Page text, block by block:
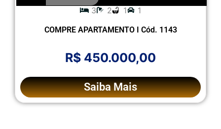
3 2 1 1
COMPRE APARTAMENTO I Cód. 1143
R$ 450.000,00
Saiba Mais